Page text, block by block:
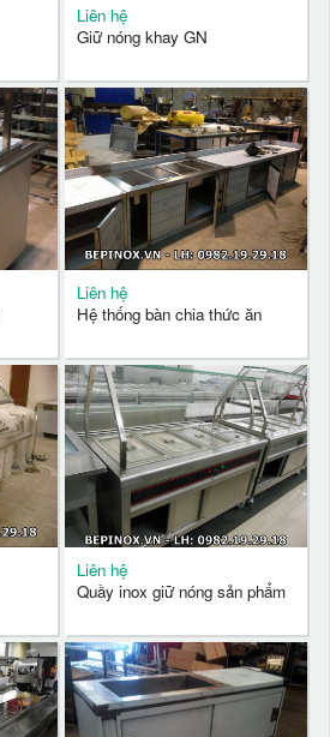
Liên hệ
Giữ nóng khay GN
Liên hệ
Hệ thống bàn chia thức ăn
Liên hệ
Quầy inox giữ nóng sản phẩm